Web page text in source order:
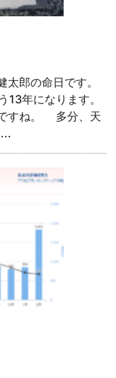
太郎の命日です。
13年になります。
ね。 多分、天